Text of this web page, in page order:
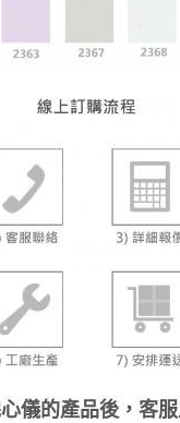
儀的產品後，客